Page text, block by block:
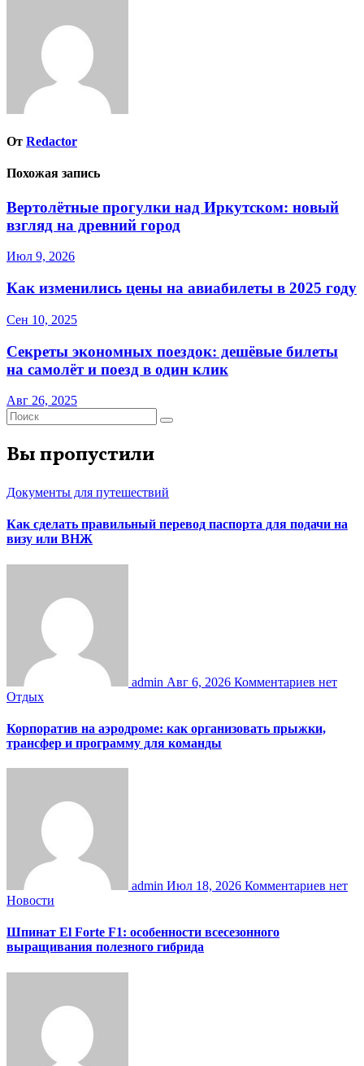
От Redactor
Похожая запись
Вертолётные прогулки над Иркутском: новый
взгляд на древний город
Июл 9, 2026
Как изменились цены на авиабилеты в 2025 году
Сен 10, 2025
Секреты экономных поездок: дешёвые билеты
на самолёт и поезд в один клик
Авг 26, 2025
Вы пропустили
Документы для путешествий
Как сделать правильный перевод паспорта для подачи на
визу или ВНЖ
admin Авг 6, 2026 Комментариев нет
Отдых
Корпоратив на аэродроме: как организовать прыжки,
трансфер и программу для команды
admin Июл 18, 2026 Комментариев нет
Новости
Шпинат El Forte F1: особенности всесезонного
выращивания полезного гибрида